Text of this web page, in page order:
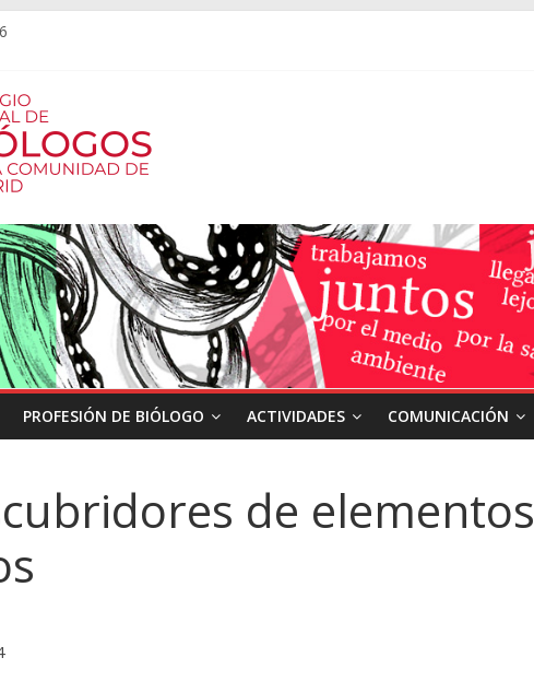
PROFESIÓN DE BIÓLOGO ACTIVIDADES COMUNICACIÓN
de elementos